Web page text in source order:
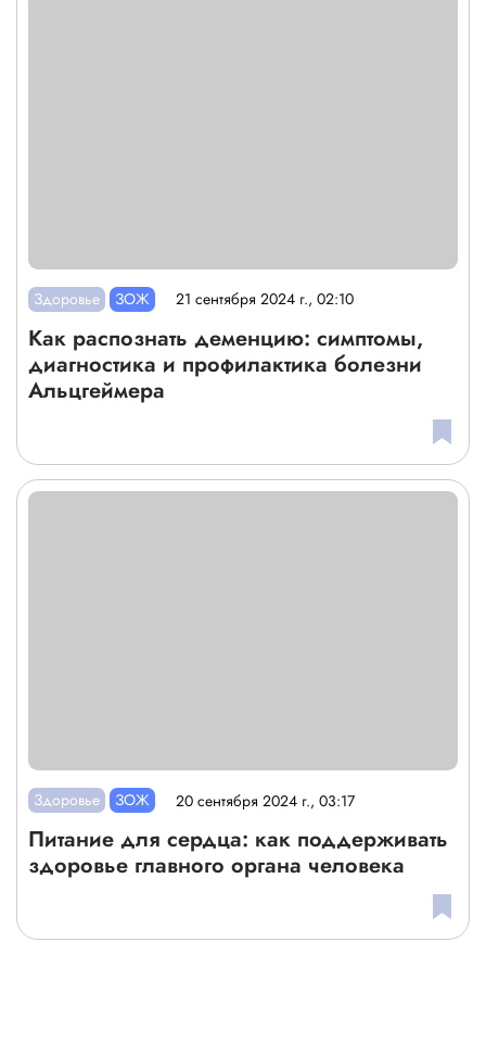
Здоровье ЗОЖ 21 сентября 2024 г., 02:10
Как распознать деменцию: симптомы,
диагностика и профилактика болезни
Альцгеймера
Здоровье ЗОЖ 20 сентября 2024 г., 03:17
Питание для сердца: как поддерживать
здоровье главного органа человека